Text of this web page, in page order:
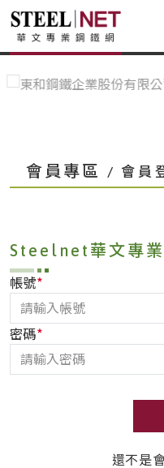
會員專區 / 會員
Steelnet華文專業
帳號*
密碼*
還不是